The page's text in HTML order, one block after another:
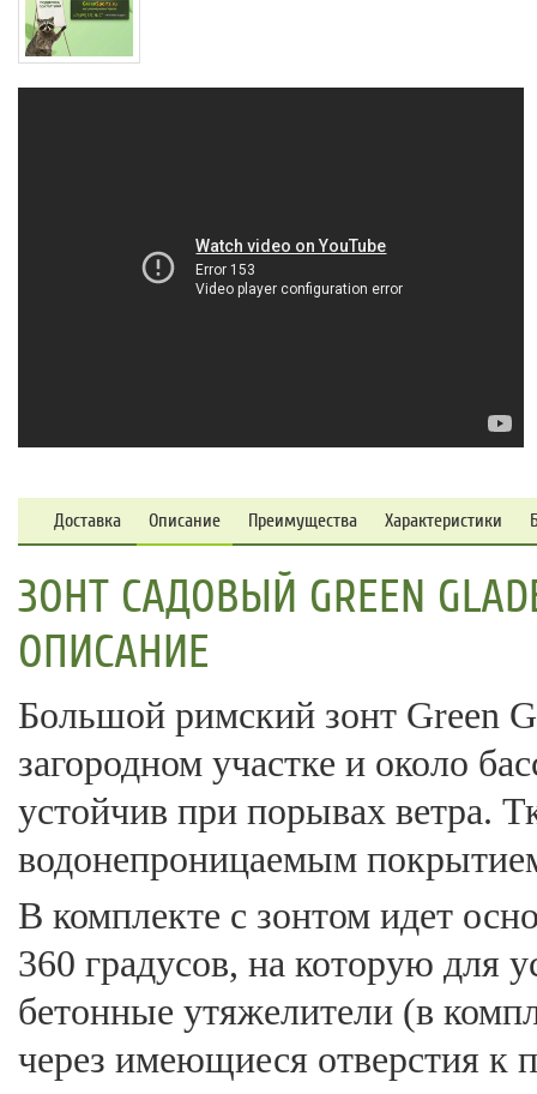
Доставка Описание Преимущества Характеристики
ЗОНТ САДОВЫЙ GREEN
ОПИСАНИЕ
Большой римский зонт Green
загородном участке и около
устойчив при порывах ветра.
водонепроницаемым
В комплекте с зонтом идет
360 градусов, на которую для
бетонные утяжелители (в
через имеющиеся отверстия к